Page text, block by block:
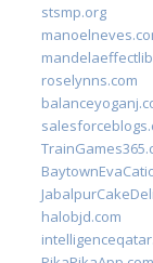
stsmp.org
roselynns.com
halobjd.com